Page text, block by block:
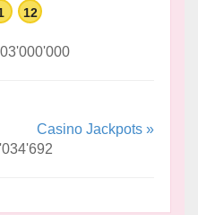
12
Casino Jackpots »